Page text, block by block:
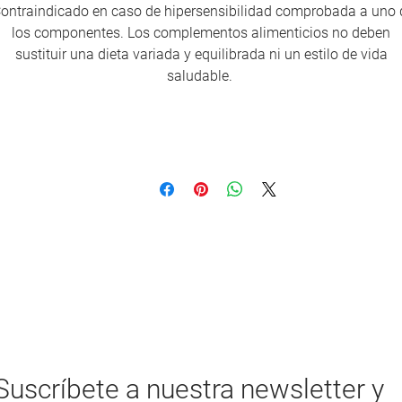
en caso de hipersensibilidad comprobada a uno
los componentes. Los complementos alimenticios no deben
sustituir una dieta variada y equilibrada ni un estilo de vida
saludable.
a nuestra newsletter y